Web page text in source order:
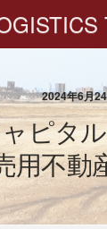
2024年6月
ピタ
用不動